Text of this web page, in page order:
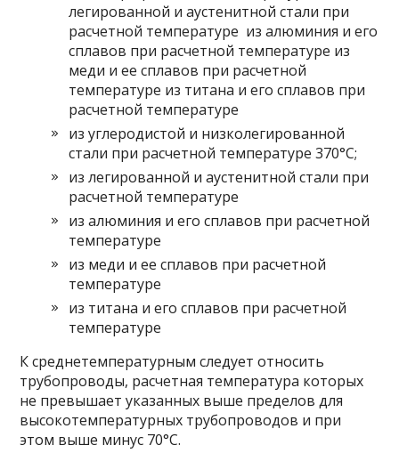
легированной и аустенитной стали при
расчетной температуре из алюминия и его
сплавов при расчетной температуре из
меди и ее сплавов при расчетной
температуре из титана и его сплавов при
расчетной температуре
из углеродистой и низколегированной
стали при расчетной температуре 370°С;
из легированной и аустенитной стали при
расчетной температуре
из алюминия и его сплавов при расчетной
температуре
из меди и ее сплавов при расчетной
температуре
из титана и его сплавов при расчетной
температуре
К среднетемпературным следует относить
трубопроводы, расчетная температура которых
не превышает указанных выше пределов для
высокотемпературных трубопроводов и при
этом выше минус 70°С.